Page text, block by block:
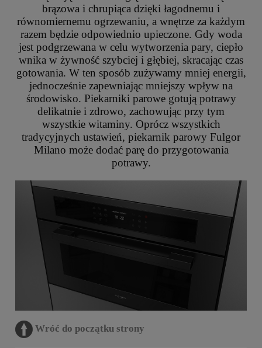
brązowa i chrupiąca dzięki łagodnemu i
równomiernemu ogrzewaniu, a wnętrze za każdym
razem będzie odpowiednio upieczone. Gdy woda
jest podgrzewana w celu wytworzenia pary, ciepło
wnika w żywność szybciej i głębiej, skracając czas
gotowania. W ten sposób zużywamy mniej energii,
jednocześnie zapewniając mniejszy wpływ na
środowisko. Piekarniki parowe gotują potrawy
delikatnie i zdrowo, zachowując przy tym
wszystkie witaminy. Oprócz wszystkich
tradycyjnych ustawień, piekarnik parowy Fulgor
Milano może dodać parę do przygotowania
potrawy.
Wróć do początku strony